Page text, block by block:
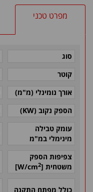
מפרט טכני
סוג
קוטר
אורך נומינלי (מ"מ)
הספק נקוב (KW
)
עומק טבילה
מינימלי במ"מ
צפיפות הספק
משטחית [
W/cm2
]
כולל מפתח התקנה